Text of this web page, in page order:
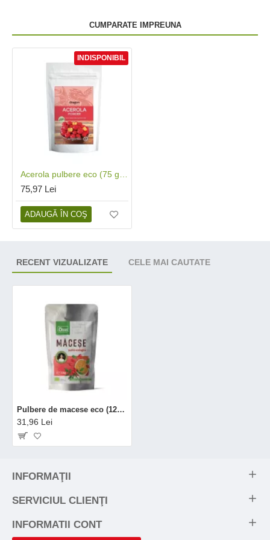
CUMPARATE IMPREUNA
INDISPONIBIL
75,97 Lei
ADAUGĂ ÎN COŞ
RECENT VIZUALIZATE CELE MAI CAUTATE
Pulbere de macese eco (125 grame), Obio
31,96 Lei
INFORMAŢII
SERVICIUL CLIENŢI
INFORMATII CONT